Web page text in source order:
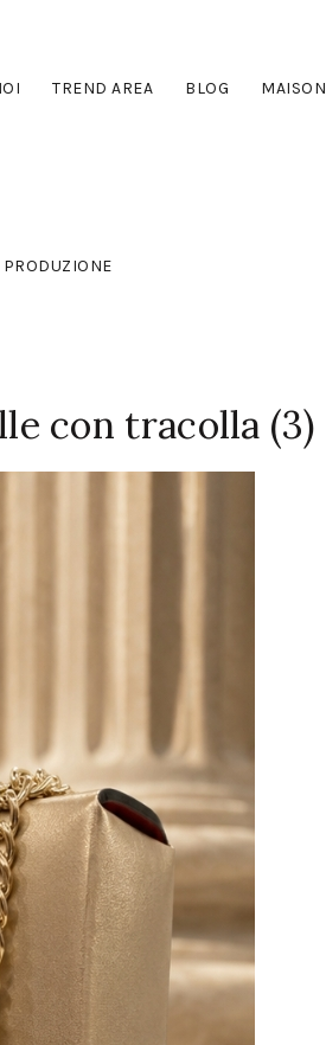
TREND AREA BLOG MAISON
PRODUZIONE
con tracolla (3)